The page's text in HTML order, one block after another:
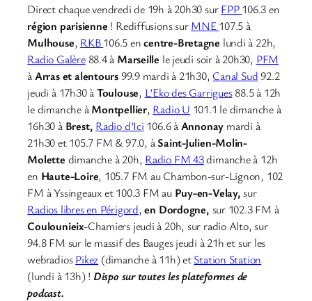
Direct chaque vendredi de 19h à 20h30 surFPP106.3 en
région parisienne ! Rediffusions surMNE107.5 à
Mulhouse, RKB106.5 encentre-Bretagne lundi à 22h,
Radio Galère88.4 à Marseille le jeudi soir à 20h30, PFM
àArras et alentours99.9 mardi à 21h30, Canal Sud92.2
jeudi à 17h30 àToulouse, L’Eko des Garrigues88.5 à 12h
le dimanche àMontpellier, Radio U 101.1 le dimanche à
16h30 à Brest, Radio d’Ici 106.6 àAnnonay mardi à
21h30 et 105.7 FM & 97.0, àSaint-Julien-Molin-
Molette dimanche à 20h, Radio FM 43dimanche à 12h
en Haute-Loire, 105.7 FM au Chambon-sur-Lignon, 102
FM à Yssingeaux et 100.3 FM au Puy-en-Velay,sur
Radios libres en Périgord, en Dordogne, sur 102.3 FM à
Coulounieix-Chamiers jeudi à 20h, sur radio Alto, sur
94.8 FM sur le massif des Bauges jeudi à 21h et sur les
webradiosPikez (dimanche à 11h) etStation Station
(lundi à 13h) ! Dispo sur toutes les plateformes de
podcast.